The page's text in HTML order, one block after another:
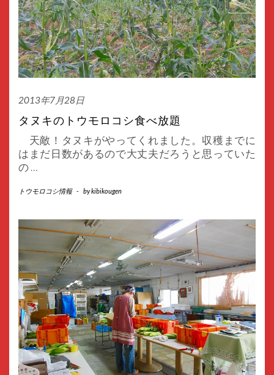
2013年7月28日
タヌキのトウモロコシ食べ放題
天敵！タヌキがやってくれました。収穫までに
はまだ日数があるので大丈夫だろうと思っていた
の…
トウモロコシ情報 - bykibikougen